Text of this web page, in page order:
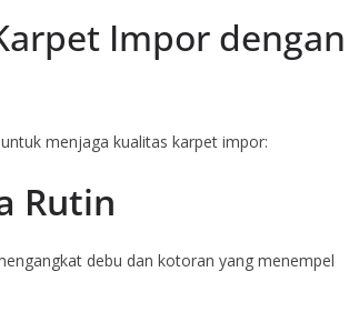
Impor dengan
menjaga kualitas karpet impor:
Rutin
debu dan kotoran yang menempel